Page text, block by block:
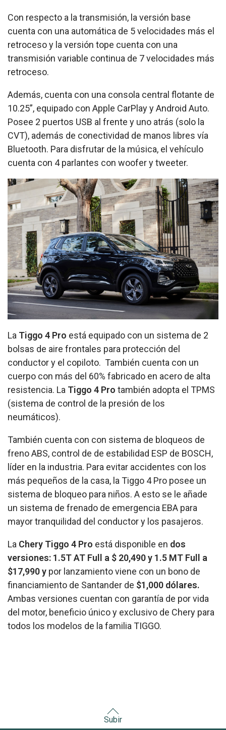
Con respecto a la transmisión, la versión base
cuenta con una automática de 5 velocidades más el
retroceso y la versión tope cuenta con una
transmisión variable continua de 7 velocidades más
retroceso.
Además, cuenta con una consola central flotante de
10.25”, equipado con Apple CarPlay y Android Auto.
Posee 2 puertos USB al frente y uno atrás (solo la
CVT), además de conectividad de manos libres vía
Bluetooth. Para disfrutar de la música, el vehículo
cuenta con 4 parlantes con woofer y tweeter.
La Tiggo 4 Pro está equipado con un sistema de 2
bolsas de aire frontales para protección del
conductor y el copiloto. También cuenta con un
cuerpo con más del 60% fabricado en acero de alta
resistencia. La Tiggo 4 Pro también adopta el TPMS
(sistema de control de la presión de los
neumáticos).
También cuenta con con sistema de bloqueos de
freno ABS, control de de estabilidad ESP de BOSCH,
líder en la industria. Para evitar accidentes con los
más pequeños de la casa, la Tiggo 4 Pro posee un
sistema de bloqueo para niños. A esto se le añade
un sistema de frenado de emergencia EBA para
mayor tranquilidad del conductor y los pasajeros.
La Chery Tiggo 4 Pro está disponible en dos
versiones: 1.5T AT Full a $ 20,490 y 1.5 MT Full a
$17,990 y por lanzamiento viene con un bono de
financiamiento de Santander de $1,000 dólares.
Ambas versiones cuentan con garantía de por vida
del motor, beneficio único y exclusivo de Chery para
todos los modelos de la familia TIGGO.
Subir